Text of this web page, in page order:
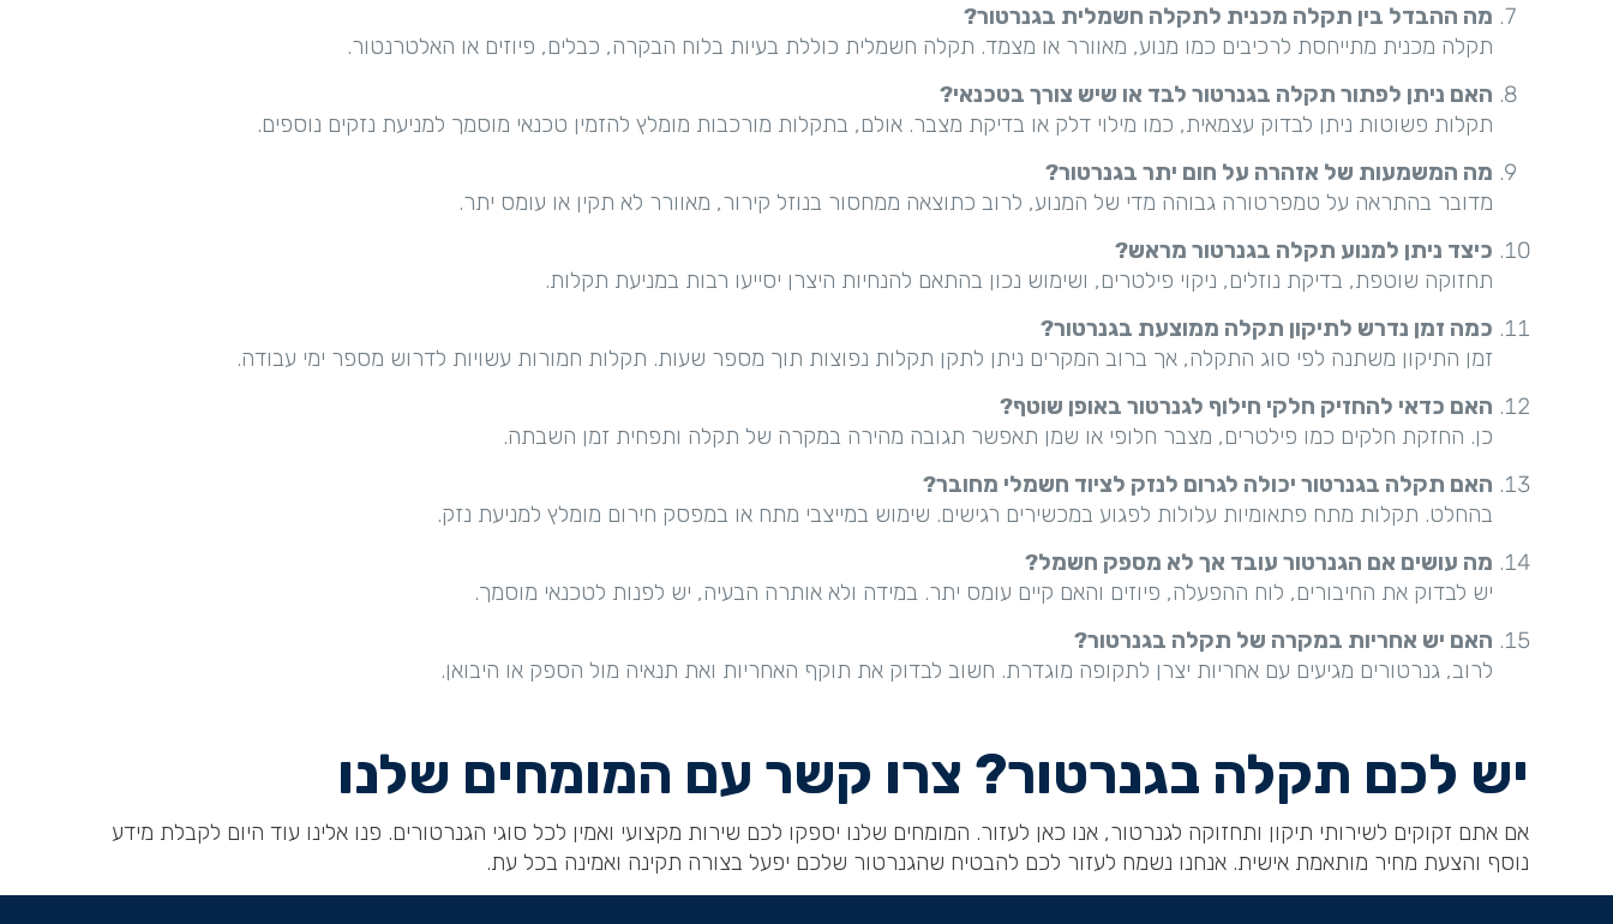
מה ההבדל בין תקלה מכנית לתקלה חשמלית בגנרטור?
תקלה מכנית מתייחסת לרכיבים כמו מנוע, מאוורר או מצמד. תקלה חשמלית כוללת בעיות בלוח הבקרה, כבלים, פיוזים או האלטרנטור.
האם ניתן לפתור תקלה בגנרטור לבד או שיש צורך בטכנאי?
תקלות פשוטות ניתן לבדוק עצמאית, כמו מילוי דלק או בדיקת מצבר. אולם, בתקלות מורכבות מומלץ להזמין טכנאי מוסמך למניעת נזקים נוספים.
מה המשמעות של אזהרה על חום יתר בגנרטור?
מדובר בהתראה על טמפרטורה גבוהה מדי של המנוע, לרוב כתוצאה ממחסור בנוזל קירור, מאוורר לא תקין או עומס יתר.
כיצד ניתן למנוע תקלה בגנרטור מראש?
תחזוקה שוטפת, בדיקת נוזלים, ניקוי פילטרים, ושימוש נכון בהתאם להנחיות היצרן יסייעו רבות במניעת תקלות.
כמה זמן נדרש לתיקון תקלה ממוצעת בגנרטור?
זמן התיקון משתנה לפי סוג התקלה, אך ברוב המקרים ניתן לתקן תקלות נפוצות תוך מספר שעות. תקלות חמורות עשויות לדרוש מספר ימי עבודה.
האם כדאי להחזיק חלקי חילוף לגנרטור באופן שוטף?
כן. החזקת חלקים כמו פילטרים, מצבר חלופי או שמן תאפשר תגובה מהירה במקרה של תקלה ותפחית זמן השבתה.
האם תקלה בגנרטור יכולה לגרום לנזק לציוד חשמלי מחובר?
בהחלט. תקלות מתח פתאומיות עלולות לפגוע במכשירים רגישים. שימוש במייצבי מתח או במפסק חירום מומלץ למניעת נזק.
מה עושים אם הגנרטור עובד אך לא מספק חשמל?
יש לבדוק את החיבורים, לוח ההפעלה, פיוזים והאם קיים עומס יתר. במידה ולא אותרה הבעיה, יש לפנות לטכנאי מוסמך.
האם יש אחריות במקרה של תקלה בגנרטור?
לרוב, גנרטורים מגיעים עם אחריות יצרן לתקופה מוגדרת. חשוב לבדוק את תוקף האחריות ואת תנאיה מול הספק או היבואן.
יש לכם תקלה בגנרטור? צרו קשר עם המומחים שלנו
אם אתם זקוקים לשירותי תיקון ותחזוקה לגנרטור, אנו כאן לעזור. המומחים שלנו יספקו לכם שירות מקצועי ואמין לכל סוגי הגנרטורים. פנו אלינו עוד היום לקבלת מידע
נוסף והצעת מחיר מותאמת אישית. אנחנו נשמח לעזור לכם להבטיח שהגנרטור שלכם יפעל בצורה תקינה ואמינה בכל עת.